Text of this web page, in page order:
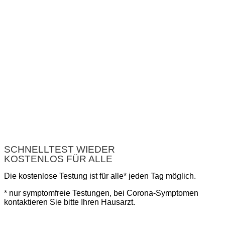
SCHNELLTEST WIEDER
KOSTENLOS FÜR ALLE
Die kostenlose Testung ist für alle* jeden Tag möglich.
* nur symptomfreie Testungen, bei Corona-Symptomen
kontaktieren Sie bitte Ihren Hausarzt.